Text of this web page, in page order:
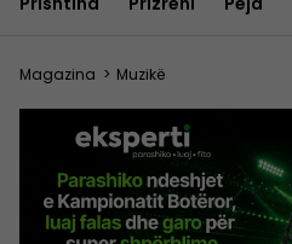
Magazina > Muzikë